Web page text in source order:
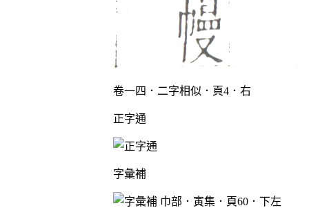
卷一四．二字相似．頁4．右
正字通
字彙補